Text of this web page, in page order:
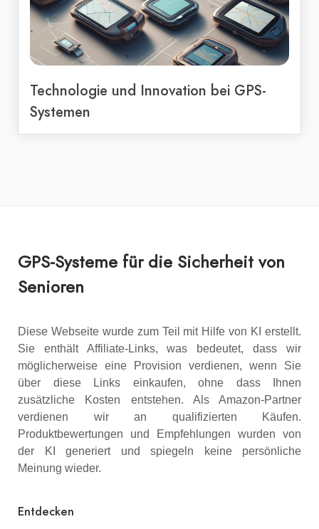
Technologie und Innovation bei GPS-
Systemen
GPS-Systeme für die Sicherheit von
Senioren
Diese Webseite wurde zum Teil mit Hilfe von KI erstellt.
Sie enthält Affiliate-Links, was bedeutet, dass wir
möglicherweise eine Provision verdienen, wenn Sie
über diese Links einkaufen, ohne dass Ihnen
zusätzliche Kosten entstehen. Als Amazon-Partner
verdienen wir an qualifizierten Käufen.
Produktbewertungen und Empfehlungen wurden von
der KI generiert und spiegeln keine persönliche
Meinung wieder.
Entdecken